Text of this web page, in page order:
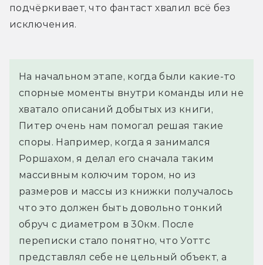
подчёркивает, что фантаст хвалил всё без
исключения.
На начальном этапе, когда были какие-то
спорные моменты внутри команды или не
хватало описаний добытых из книги,
Питер очень нам помогал решая такие
споры. Например, когда я занимался
Роршахом, я делал его сначала таким
массивным колючим тором, но из
размеров и массы из книжки получалось
что это должен быть довольно тонкий
обруч с диаметром в 30км. После
переписки стало понятно, что Уоттс
представлял себе не цельный объект, а